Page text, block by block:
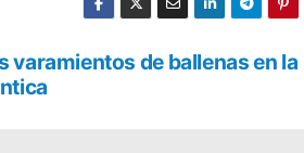
varamientos de ballenas en la